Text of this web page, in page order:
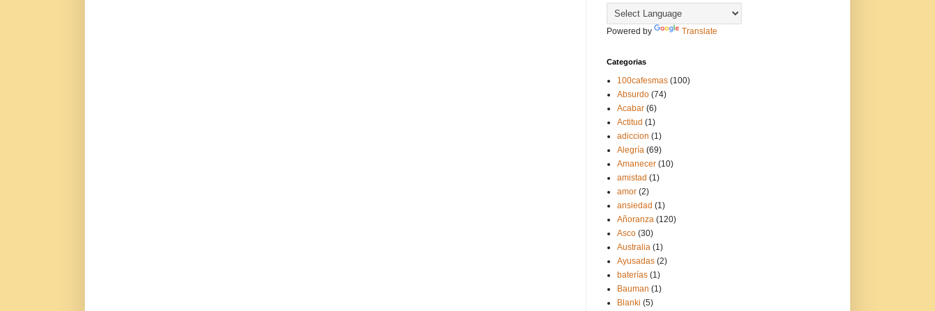
Powered by Translate
Categorias
100cafesmas (100)
Absurdo (74)
Acabar (6)
Actitud (1)
adiccion (1)
Alegría (69)
Amanecer (10)
amistad (1)
amor (2)
ansiedad (1)
Añoranza (120)
Asco (30)
Australia (1)
Ayusadas (2)
baterías (1)
Bauman (1)
Blanki (5)